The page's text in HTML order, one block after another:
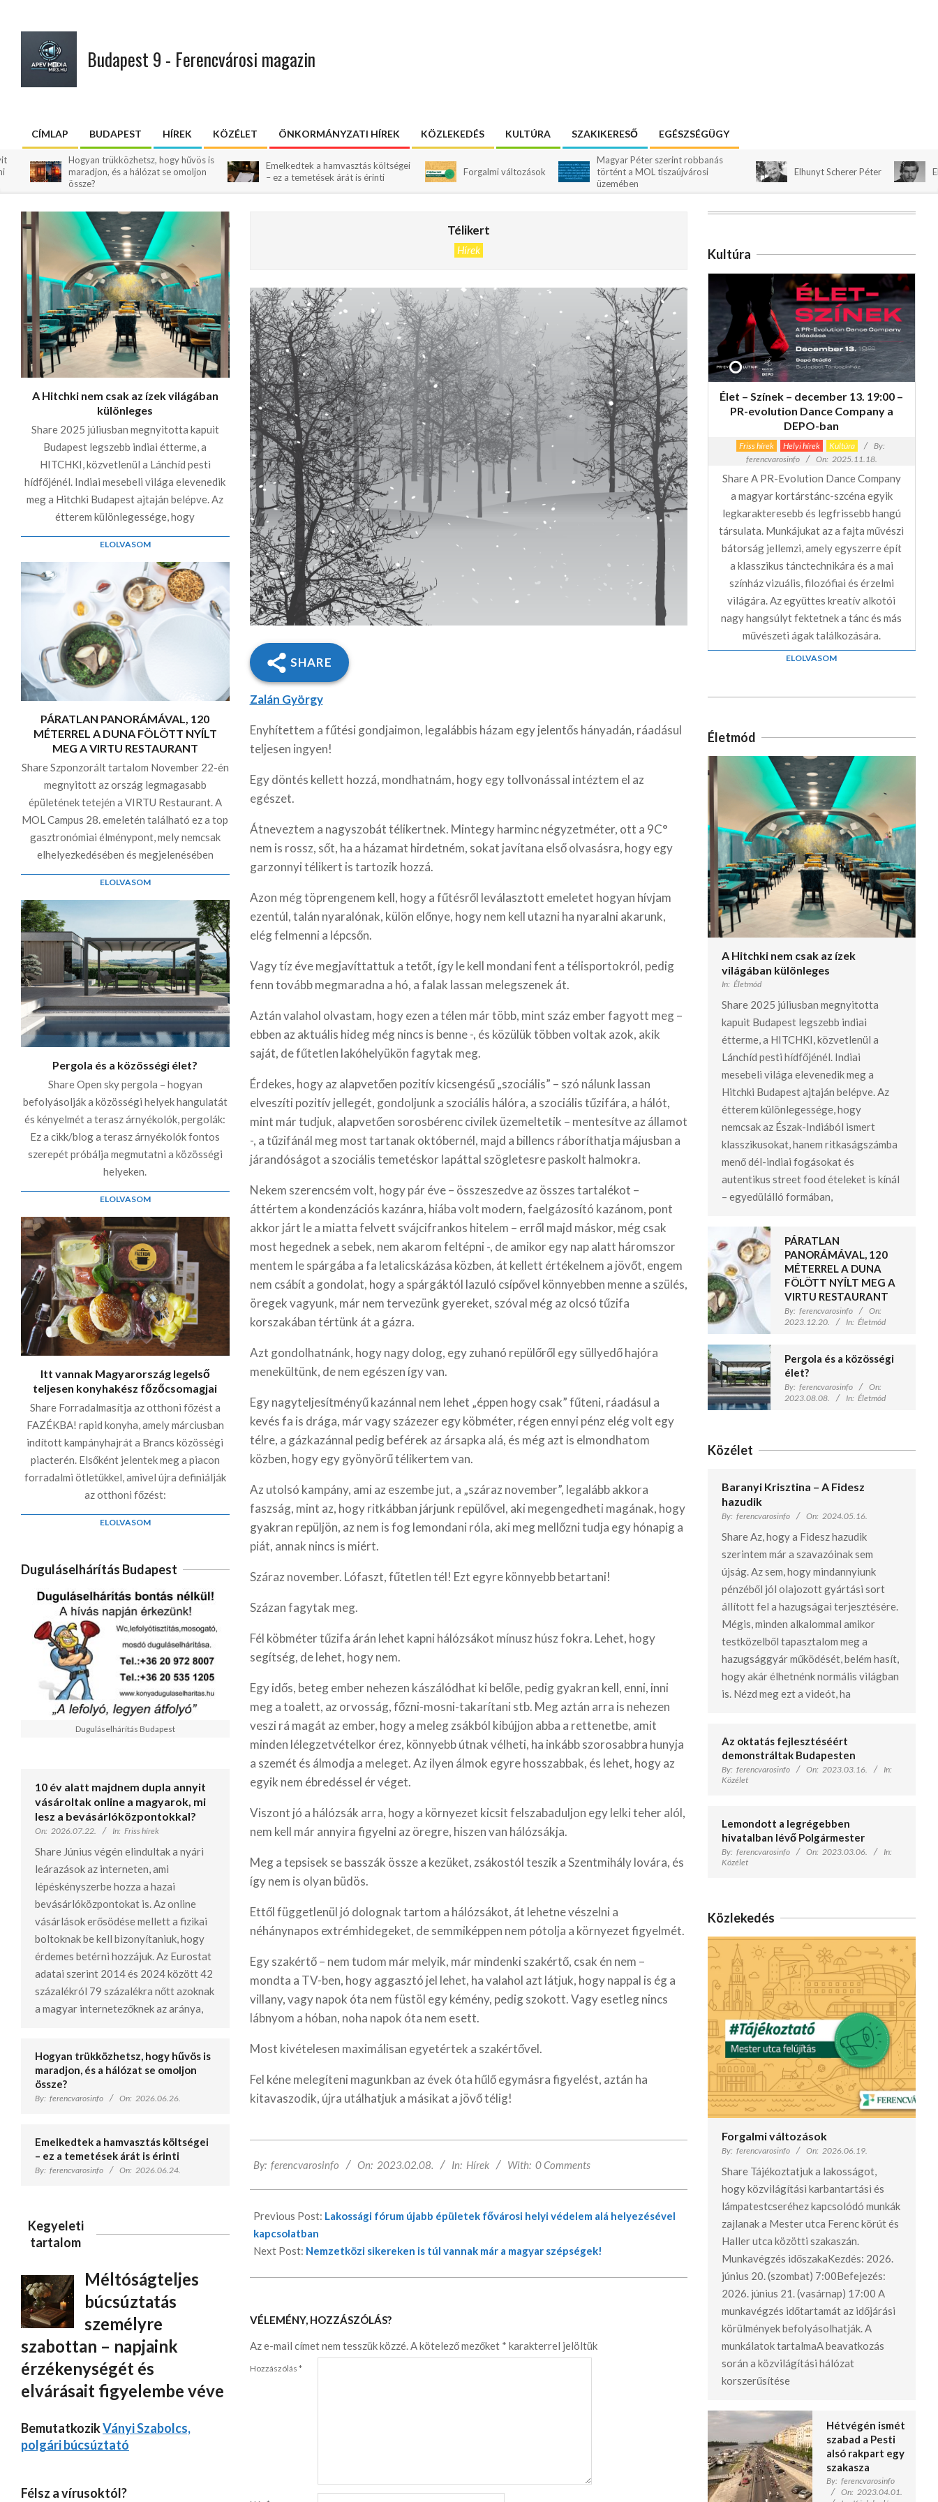
Budapest 9 - Ferencvárosi magazin
Primary
Navigation
Menu
CÍMLAP BUDAPEST HÍREK KÖZÉLET ÖNKORMÁNYZATI HÍREK KÖZLEKEDÉS KULTÚRA SZAKIKERESŐ EGÉSZSÉGÜGY
Hogyan trükközhetsz, hogy hűvös is
maradjon, és a hálózat se omoljon
össze?
Emelkedtek a hamvasztás költségei
– ez a temetések árát is érinti
Forgalmi változások
Magyar Péter szerint robbanás
történt a MOL tiszaújvárosi
üzemében
Elhunyt Scherer Péter Elhunyt
Télikert
Hírek
SHARE
Zalán György
Enyhítettem a fűtési gondjaimon, legalábbis házam egy jelentős hányadán, ráadásul
teljesen ingyen!
Egy döntés kellett hozzá, mondhatnám, hogy egy tollvonással intéztem el az
egészet.
Átneveztem a nagyszobát télikertnek. Mintegy harminc négyzetméter, ott a 9C°
nem is rossz, sőt, ha a házamat hirdetném, sokat javítana első olvasásra, hogy egy
garzonnyi télikert is tartozik hozzá.
Azon még töprengenem kell, hogy a fűtésről leválasztott emeletet hogyan hívjam
ezentúl, talán nyaralónak, külön előnye, hogy nem kell utazni ha nyaralni akarunk,
elég felmenni a lépcsőn.
Vagy tíz éve megjavíttattuk a tetőt, így le kell mondani fent a télisportokról, pedig
fenn tovább megmaradna a hó, a falak lassan melegszenek át.
Aztán valahol olvastam, hogy ezen a télen már több, mint száz ember fagyott meg –
ebben az aktuális hideg még nincs is benne -, és közülük többen voltak azok, akik
saját, de fűtetlen lakóhelyükön fagytak meg.
Érdekes, hogy az alapvetően pozitív kicsengésű „szociális” – szó nálunk lassan
elveszíti pozitív jellegét, gondoljunk a szociális hálóra, a szociális tűzifára, a hálót,
mint már tudjuk, alapvetően sorosbérenc civilek üzemeltetik – mentesítve az államot
-, a tűzifánál meg most tartanak októbernél, majd a billencs ráboríthatja májusban a
járandóságot a szociális temetéskor lapáttal szögletesre paskolt halmokra.
Nekem szerencsém volt, hogy pár éve – összeszedve az összes tartalékot –
áttértem a kondenzációs kazánra, hiába volt modern, faelgázosító kazánom, pont
akkor járt le a miatta felvett svájcifrankos hitelem – erről majd máskor, még csak
most hegednek a sebek, nem akarom feltépni -, de amikor egy nap alatt háromszor
mentem le spárgába a fa letalicskázása közben, át kellett értékelnem a jövőt, engem
nem csábít a gondolat, hogy a spárgáktól lazuló csípővel könnyebben menne a szülés,
öregek vagyunk, már nem tervezünk gyereket, szóval még az olcsó tűzifa
korszakában tértünk át a gázra.
Azt gondolhatnánk, hogy nagy dolog, egy zuhanó repülőről egy süllyedő hajóra
menekültünk, de nem egészen így van.
Egy nagyteljesítményű kazánnal nem lehet „éppen hogy csak” fűteni, ráadásul a
kevés fa is drága, már vagy százezer egy köbméter, régen ennyi pénz elég volt egy
télre, a gázkazánnal pedig beférek az ársapka alá, és még azt is elmondhatom
közben, hogy egy gyönyörű télikertem van.
Az utolsó kampány, ami az eszembe jut, a „száraz november”, legalább akkora
faszság, mint az, hogy ritkábban járjunk repülővel, aki megengedheti magának, hogy
gyakran repüljön, az nem is fog lemondani róla, aki meg mellőzni tudja egy hónapig a
piát, annak nincs is miért.
Száraz november. Lófaszt, fűtetlen tél! Ezt egyre könnyebb betartani!
Százan fagytak meg.
Fél köbméter tűzifa árán lehet kapni hálózsákot mínusz húsz fokra. Lehet, hogy
segítség, de lehet, hogy nem.
Egy idős, beteg ember nehezen kászálódhat ki belőle, pedig gyakran kell, enni, inni
meg a toalett, az orvosság, főzni-mosni-takarítani stb. Meg aztán arra is nehezen
veszi rá magát az ember, hogy a meleg zsákból kibújjon abba a rettenetbe, amit
minden lélegzetvételkor érez, könnyebb útnak vélheti, ha inkább szorosabbra hunyja
a szemét és álmodja a meleget. Az ilyen álmok egyre hosszabbak, és lehet, hogy az
egyik nem ébredéssel ér véget.
Viszont jó a hálózsák arra, hogy a környezet kicsit felszabaduljon egy lelki teher alól,
nem kell már annyira figyelni az öregre, hiszen van hálózsákja.
Meg a tepsisek se basszák össze a kezüket, zsákostól teszik a Szentmihály lovára, és
így nem is olyan büdös.
Ettől függetlenül jó dolognak tartom a hálózsákot, át lehetne vészelni a
néhánynapos extrémhidegeket, de semmiképpen nem pótolja a környezet figyelmét.
Egy szakértő – nem tudom már melyik, már mindenki szakértő, csak én nem –
mondta a TV-ben, hogy aggasztó jel lehet, ha valahol azt látjuk, hogy nappal is ég a
villany, vagy napok óta nem füstöl egy kémény, pedig szokott. Vagy esetleg nincs
lábnyom a hóban, noha napok óta nem esett.
Most kivételesen maximálisan egyetértek a szakértővel.
Fel kéne melegíteni magunkban az évek óta hűlő egymásra figyelést, aztán ha
kitavaszodik, újra utálhatjuk a másikat a jövő télig!
02-
By: ferencvarosinfo On: 2023.02.08. In: Hírek With: 0 Comments
Previous Post: Lakossági fórum újabb épületek fővárosi helyi védelem alá helyezésével
kapcsolatban
Next Post: Nemzetközi sikereken is túl vannak már a magyar szépségek!
VÉLEMÉNY, HOZZÁSZÓLÁS?
Az e-mail címet nem tesszük közzé.A kötelező mezőket * karakterrel jelöltük
Hozzászólás *
A Hitchki nem csak az ízek világában
különleges
Share 2025 júliusban megnyitotta kapuit
Budapest legszebb indiai étterme, a
HITCHKI, közvetlenül a Lánchíd pesti
hídfőjénél. Indiai mesebeli világa elevenedik
meg a Hitchki Budapest ajtaján belépve. Az
étterem különlegessége, hogy
ELOLVASOM
PÁRATLAN PANORÁMÁVAL, 120
MÉTERREL A DUNA FÖLÖTT NYÍLT
MEG A VIRTU RESTAURANT
Share Szponzorált tartalom November 22-én
megnyitott az ország legmagasabb
épületének tetején a VIRTU Restaurant. A
MOL Campus 28. emeletén található ez a top
gasztronómiai élménypont, mely nemcsak
elhelyezkedésében és megjelenésében
ELOLVASOM
Pergola és a közösségi élet?
Share Open sky pergola – hogyan
befolyásolják a közösségi helyek hangulatát
és kényelmét a terasz árnyékolók, pergolák:
Ez a cikk/blog a terasz árnyékolók fontos
szerepét próbálja megmutatni a közösségi
helyeken.
ELOLVASOM
Itt vannak Magyarország legelső
teljesen konyhakész főzőcsomagjai
Share Forradalmasítja az otthoni főzést a
FAZÉKBA! rapid konyha, amely márciusban
indított kampányhajrát a Brancs közösségi
piacterén. Elsőként jelentek meg a piacon
forradalmi ötletükkel, amivel újra definiálják
az otthoni főzést:
ELOLVASOM
Duguláselhárítás Budapest
Duguláselhárítás Budapest
10 év alatt majdnem dupla annyit
vásároltak online a magyarok, mi
lesz a bevásárlóközpontokkal?
On: 2026.07.22. In: Friss hírek
Share Június végén elindultak a nyári
leárazások az interneten, ami
lépéskényszerbe hozza a hazai
bevásárlóközpontokat is. Az online
vásárlások erősödése mellett a fizikai
boltoknak be kell bizonyítaniuk, hogy
érdemes betérni hozzájuk. Az Eurostat
adatai szerint 2014 és 2024 között 42
százalékról 79 százalékra nőtt azoknak
a magyar internetezőknek az aránya,
Hogyan trükközhetsz, hogy hűvös is
maradjon, és a hálózat se omoljon
össze?
By: ferencvarosinfo On: 2026.06.26.
Emelkedtek a hamvasztás költségei
– ez a temetések árát is érinti
By: ferencvarosinfo On: 2026.06.24.
Kegyeleti
tartalom
Méltóságteljes
búcsúztatás
személyre
szabottan – napjaink
érzékenységét és
elvárásait figyelembe véve
BemutatkozikVányi Szabolcs,
polgári búcsúztató
Félsz a vírusoktól?
Kultúra
Élet – Színek – december 13. 19:00 –
PR-evolution Dance Company a
DEPO-ban
Friss hírek Helyi hírek Kultúra
By:
ferencvarosinfo
On: 2025.11.18.
Share A PR-Evolution Dance Company
a magyar kortárstánc-szcéna egyik
legkarakteresebb és legfrissebb hangú
társulata. Munkájukat az a fajta művészi
bátorság jellemzi, amely egyszerre épít
a klasszikus tánctechnikára és a mai
színház vizuális, filozófiai és érzelmi
világára. Az együttes kreatív alkotói
nagy hangsúlyt fektetnek a tánc és más
művészeti ágak találkozására.
ELOLVASOM
Életmód
A Hitchki nem csak az ízek
világában különleges
In: Életmód
Share 2025 júliusban megnyitotta
kapuit Budapest legszebb indiai
étterme, a HITCHKI, közvetlenül a
Lánchíd pesti hídfőjénél. Indiai
mesebeli világa elevenedik meg a
Hitchki Budapest ajtaján belépve. Az
étterem különlegessége, hogy
nemcsak az Észak-Indiából ismert
klasszikusokat, hanem ritkaságszámba
menő dél-indiai fogásokat és
autentikus street food ételeket is kínál
– egyedülálló formában,
PÁRATLAN
PANORÁMÁVAL, 120
MÉTERREL A DUNA
FÖLÖTT NYÍLT MEG A
VIRTU RESTAURANT
By: ferencvarosinfo
On:
2023.12.20.
In: Életmód
Pergola és a közösségi
élet?
By: ferencvarosinfo
On:
2023.08.08.
In: Életmód
Közélet
Baranyi Krisztina – A Fidesz
hazudik
By: ferencvarosinfo On: 2024.05.16.
Share Az, hogy a Fidesz hazudik
szerintem már a szavazóinak sem
újság. Az sem, hogy mindannyiunk
pénzéből jól olajozott gyártási sort
állított fel a hazugságai terjesztésére.
Mégis, minden alkalommal amikor
testközelből tapasztalom meg a
hazugsággyár működését, belém hasít,
hogy akár élhetnénk normális világban
is. Nézd meg ezt a videót, ha
Az oktatás fejlesztéséért
demonstráltak Budapesten
By: ferencvarosinfo On: 2023.03.16.
In:
Közélet
Lemondott a legrégebben
hivatalban lévő Polgármester
By: ferencvarosinfo On: 2023.03.06.
In:
Közélet
Közlekedés
Forgalmi változások
By: ferencvarosinfo On: 2026.06.19.
Share Tájékoztatjuk a lakosságot,
hogy közvilágítási karbantartási és
lámpatestcseréhez kapcsolódó munkák
zajlanak a Mester utca Ferenc körút és
Haller utca közötti szakaszán.
Munkavégzés időszakaKezdés: 2026.
június 20. (szombat) 7:00Befejezés:
2026. június 21. (vasárnap) 17:00 A
munkavégzés időtartamát az időjárási
körülmények befolyásolhatják. A
munkálatok tartalmaA beavatkozás
során a közvilágítási hálózat
korszerűsítése
Hétvégén ismét
szabad a Pesti
alsó rakpart egy
szakasza
By: ferencvarosinfo
On: 2023.04.01.